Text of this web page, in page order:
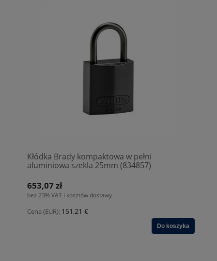
Kłódka Brady kompaktowa w pełni
aluminiowa szekla 25mm (834857)
653,07 zł
bez 23% VAT i kosztów dostawy
Cena (EUR): 151,21 €
Do koszyka